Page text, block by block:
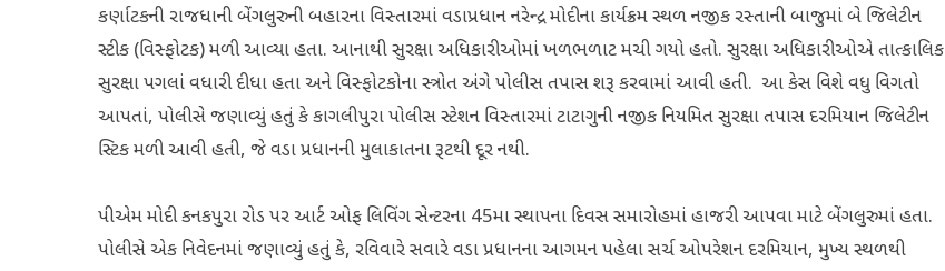
કર્ણાટકની રાજધાની બેંગલુરુની બહારના વિસ્તારમાં વડાપ્રધાન નરેન્દ્ર મોદીના કાર્યક્રમ સ્થળ નજીક રસ્તાની બાજુમાં બે જિલેટીન
સ્ટીક (વિસ્ફોટક) મળી આવ્યા હતા. આનાથી સુરક્ષા અધિકારીઓમાં ખળભળાટ મચી ગયો હતો. સુરક્ષા અધિકારીઓએ તાત્કાલિક
સુરક્ષા પગલાં વધારી દીધા હતા અને વિસ્ફોટકોના સ્ત્રોત અંગે પોલીસ તપાસ શરૂ કરવામાં આવી હતી. આ કેસ વિશે વધુ વિગતો
આપતાં, પોલીસે જણાવ્યું હતું કે કાગલીપુરા પોલીસ સ્ટેશન વિસ્તારમાં ટાટાગુની નજીક નિયમિત સુરક્ષા તપાસ દરમિયાન જિલેટીન
સ્ટિક મળી આવી હતી, જે વડા પ્રધાનની મુલાકાતના રૂટથી દૂર નથી.
પીએમ મોદી કનકપુરા રોડ પર આર્ટ ઓફ લિવિંગ સેન્ટરના 45મા સ્થાપના દિવસ સમારોહમાં હાજરી આપવા માટે બેંગલુરુમાં હતા.
પોલીસે એક નિવેદનમાં જણાવ્યું હતું કે, રવિવારે સવારે વડા પ્રધાનના આગમન પહેલા સર્ચ ઓપરેશન દરમિયાન, મુખ્ય સ્થળથી